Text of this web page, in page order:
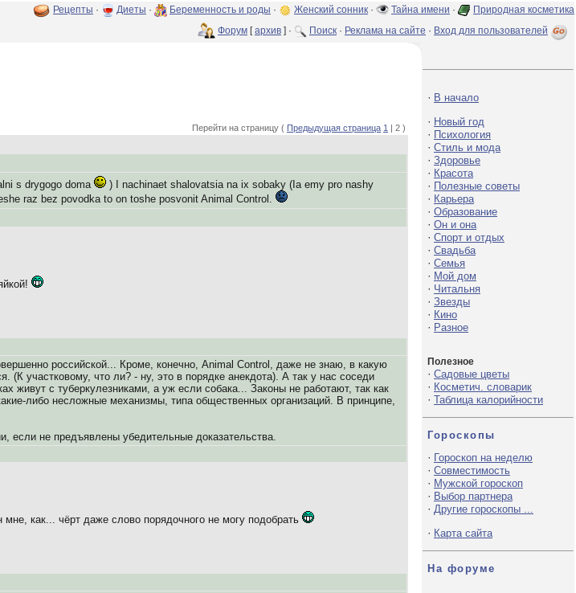
Рецепты · Диеты · Беременность и роды · Женский сонник · Тайна имени ·
Природная косметика
Форум [архив ] · Поиск · Реклама на сайте · Вход для пользователей
Перейти на страницу ( Предыдущая страница 1 | 2 )
s drygogo doma
) I nachinaet shalovatsia na ix sobaky (Ia emy pro nashy
raz bez povodka to on toshe posvonit Animal Control.
российской... Кроме, конечно, Animal Control, даже не знаю, в какую
(К участковому, что ли? - ну, это в порядке анекдота). А так у нас соседи
живут с туберкулезниками, а уж если собака... Законы не работают, так как
либо несложные механизмы, типа общественных организаций. В принципе,
если не предъявлены убедительные доказательства.
как... чёрт даже слово порядочного не могу подобрать
· В начало
· Новый год
· Психология
· Стиль и мода
· Здоровье
· Красота
· Полезные советы
· Карьера
· Образование
· Он и она
· Спорт и отдых
· Свадьба
· Семья
· Мой дом
· Читальня
· Звезды
· Кино
· Разное
Полезное
· Садовые цветы
· Косметич. словарик
· Таблица калорийности
Гороскопы
· Гороскоп на неделю
· Совместимость
· Мужской гороскоп
· Выбор партнера
· Другие гороскопы ...
· Карта сайта
На форуме